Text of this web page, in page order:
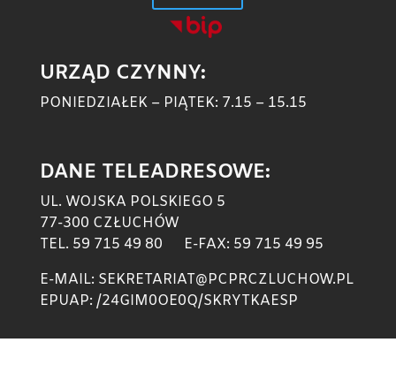
URZĄD CZYNNY:
PONIEDZIAŁEK – PIĄTEK: 7.15 – 15.15
DANE TELEADRESOWE:
UL. WOJSKA POLSKIEGO 5
77-300 CZŁUCHÓW
TEL. 59 715 49 80 E-FAX: 59 715 49 95
E-MAIL: SEKRETARIAT@PCPRCZLUCHOW.PL
EPUAP: /24GIM0OE0Q/SKRYTKAESP